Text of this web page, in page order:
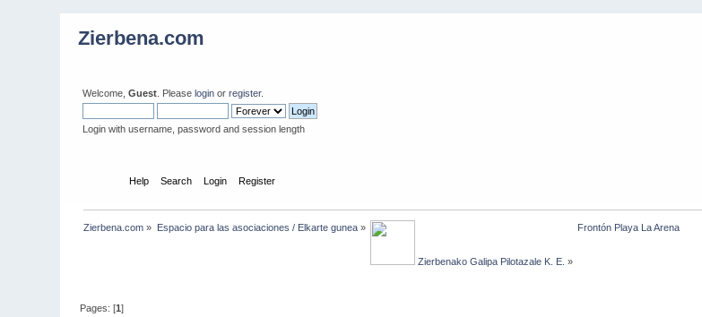
Zierbena.com
Welcome,Guest . Pleaselogin orregister.
Login with username, password and session length
Help Search Login Register
Zierbena.com » Espacio para las asociaciones / Elkarte gunea»
Zierbenako Galipa Pilotazale K. E. »
Frontón Playa La Arena
Pages: [1]